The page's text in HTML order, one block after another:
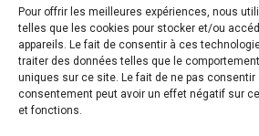
Pour offrir les meilleures expériences, nous
telles que les cookies pour stocker et/ou
appareils. Le fait de consentir à ces
traiter des données telles que le
uniques sur ce site. Le fait de ne pas consentir
consentement peut avoir un effet négatif sur
et fonctions.